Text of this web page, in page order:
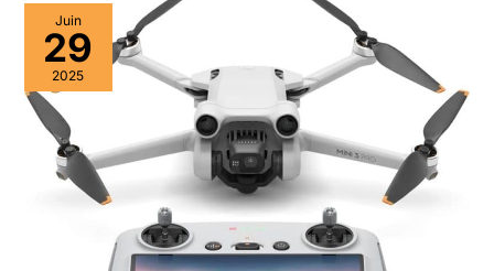
Juin
29
2025
Test
du
DJI
Mini
3
Pro
:
drone
caméra
puissant